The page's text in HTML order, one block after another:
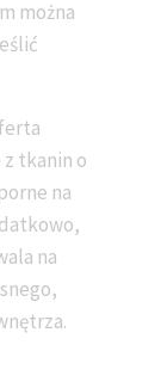
można
tkanin o
na
na